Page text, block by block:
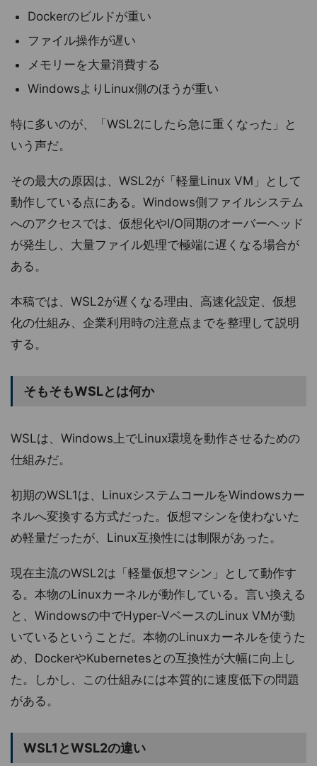
Dockerのビルドが重い
ファイル操作が遅い
メモリーを大量消費する
WindowsよりLinux側のほうが重い
特に多いのが、「WSL2にしたら急に重くなった」と
いう声だ。
その最大の原因は、WSL2が「軽量Linux VM」として
動作している点にある。Windows側ファイルシステム
へのアクセスでは、仮想化やI/O同期のオーバーヘッド
が発生し、大量ファイル処理で極端に遅くなる場合が
ある。
本稿では、WSL2が遅くなる理由、高速化設定、仮想
化の仕組み、企業利用時の注意点までを整理して説明
する。
そもそもWSLとは何か
WSLは、Windows上でLinux環境を動作させるための
仕組みだ。
初期のWSL1は、LinuxシステムコールをWindowsカー
ネルへ変換する方式だった。仮想マシンを使わないた
め軽量だったが、Linux互換性には制限があった。
現在主流のWSL2は「軽量仮想マシン」として動作す
る。本物のLinuxカーネルが動作している。言い換える
と、Windowsの中でHyper-VベースのLinux VMが動
いているということだ。本物のLinuxカーネルを使うた
め、DockerやKubernetesとの互換性が大幅に向上し
た。しかし、この仕組みには本質的に速度低下の問題
がある。
WSL1とWSL2の違い